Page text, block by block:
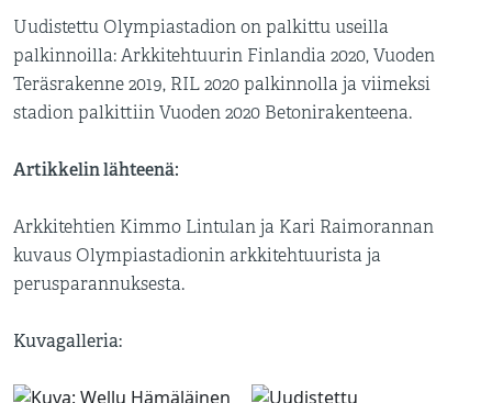
Uudistettu Olympiastadion on palkittu useilla
palkinnoilla: Arkkitehtuurin Finlandia 2020, Vuoden
Teräsrakenne 2019, RIL 2020 palkinnolla ja viimeksi
stadion palkittiin Vuoden 2020 Betonirakenteena.
Artikkelin lähteenä:
Arkkitehtien Kimmo Lintulan ja Kari Raimorannan
kuvaus Olympiastadionin arkkitehtuurista ja
perusparannuksesta.
Kuvagalleria: